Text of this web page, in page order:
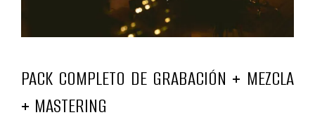
PACK COMPLETO DE GRABACIÓN + MEZCLA
+ MASTERING